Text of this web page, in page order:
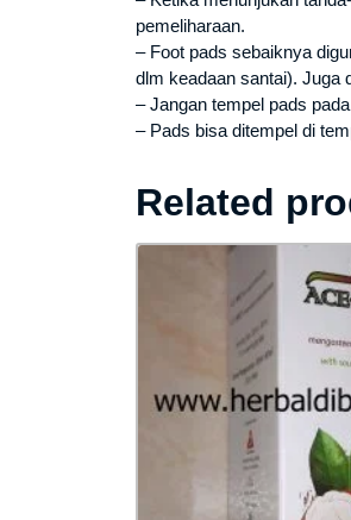
pemeliharaan.
– Foot pads sebaiknya
dlm keadaan santai). Juga
– Jangan tempel pads
– Pads bisa ditempel di
Related